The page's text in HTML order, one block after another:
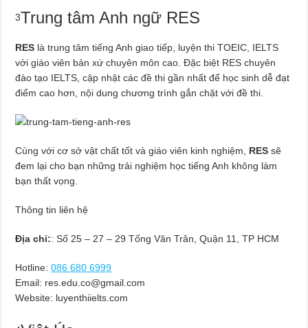
3Trung tâm Anh ngữ RES
RES là trung tâm tiếng Anh giao tiếp, luyện thi TOEIC, IELTS
với giáo viên bản xứ chuyên môn cao. Đặc biệt RES chuyên
đào tạo IELTS, cập nhật các đề thi gần nhất để học sinh dễ đạt
điểm cao hơn, nội dung chương trình gắn chặt với đề thi.
Cùng với cơ sở vật chất tốt và giáo viên kinh nghiệm, RES sẽ
đem lại cho bạn những trải nghiệm học tiếng Anh không làm
bạn thất vọng.
Thông tin liên hệ
Địa chỉ:: Số 25 – 27 – 29 Tống Văn Trân, Quận 11, TP HCM
Hotline: 086 680 6999
Email: res.edu.co@gmail.com
Website: luyenthiielts.com